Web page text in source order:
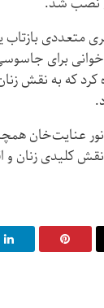
متعددی بازتاب
۲۰۲۰ اشاره کرد که
عنایت‌خان
نقش کلیدی زنان